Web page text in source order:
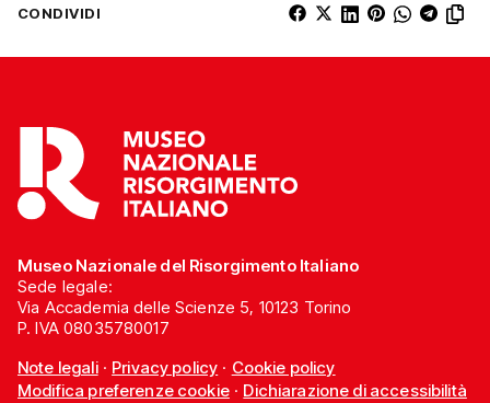
CONDIVIDI
Museo Nazionale del Risorgimento Italiano
Sede legale:
Via Accademia delle Scienze 5, 10123 Torino
P. IVA 08035780017
Note legali· Privacy policy · Cookie policy
Modifica preferenze cookie· Dichiarazione di accessibilità